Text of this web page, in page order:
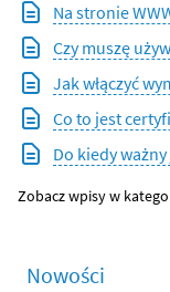
Na stronie
Czy muszę
Jak włączyć
Co to jest
Do kiedy
Zobacz wpisy w
Nowości